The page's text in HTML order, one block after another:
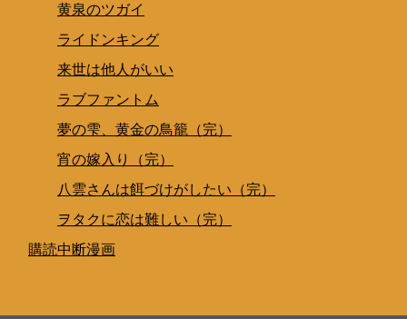
黄泉のツガイ
ライドンキング
来世は他人がいい
ラブファントム
夢の雫、黄金の鳥籠（完）
宵の嫁入り（完）
八雲さんは餌づけがしたい（完）
ヲタクに恋は難しい（完）
購読中断漫画